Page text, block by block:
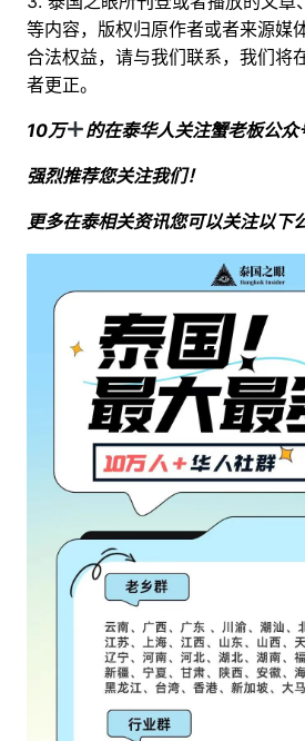
等内容，版权归原作者或者来源媒
合法权益，请与我们联系，我们将
者更正。
10万 的在泰华人关注蟹老板公众
强烈推荐您关注我们！
更多在泰相关资讯您可以关注以下